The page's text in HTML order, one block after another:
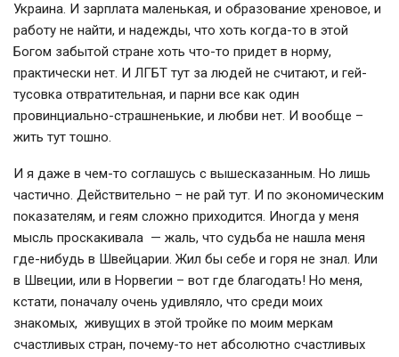
Украина. И зарплата маленькая, и образование хреновое, и
работу не найти, и надежды, что хоть когда-то в этой
Богом забытой стране хоть что-то придет в норму,
практически нет. И ЛГБТ тут за людей не считают, и гей-
тусовка отвратительная, и парни все как один
провинциально-страшненькие, и любви нет. И вообще –
жить тут тошно.
И я даже в чем-то соглашусь с вышесказанным. Но лишь
частично. Действительно – не рай тут. И по экономическим
показателям, и геям сложно приходится. Иногда у меня
мысль проскакивала — жаль, что судьба не нашла меня
где-нибудь в Швейцарии. Жил бы себе и горя не знал. Или
в Швеции, или в Норвегии – вот где благодать! Но меня,
кстати, поначалу очень удивляло, что среди моих
знакомых, живущих в этой тройке по моим меркам
счастливых стран, почему-то нет абсолютно счастливых